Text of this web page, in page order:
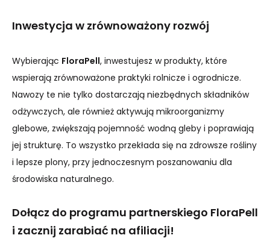
Inwestycja w zrównoważony rozwój
Wybierając FloraPell, inwestujesz w produkty, które
wspierają zrównoważone praktyki rolnicze i ogrodnicze.
Nawozy te nie tylko dostarczają niezbędnych składników
odżywczych, ale również aktywują mikroorganizmy
glebowe, zwiększają pojemność wodną gleby i poprawiają
jej strukturę. To wszystko przekłada się na zdrowsze rośliny
i lepsze plony, przy jednoczesnym poszanowaniu dla
środowiska naturalnego.
Dołącz do programu partnerskiego FloraPell
i zacznij zarabiać na afiliacji!